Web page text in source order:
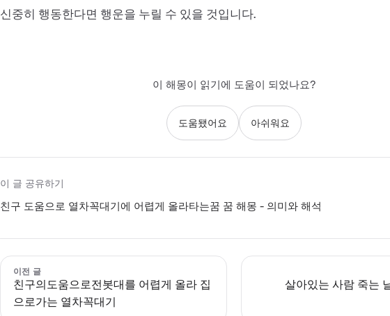
신중히 행동한다면 행운을 누릴 수 있을 것입니다.
이 해몽이 읽기에 도움이 되었나요?
도움됐어요 아쉬워요
이 글 공유하기
친구 도움으로 열차꼭대기에 어렵게 올라타는꿈 꿈 해몽 - 의미와 해석
이전 글
친구의도움으로전봇대를 어렵게 올라 집
으로가는 열차꼭대기
살아있는 사람 죽는